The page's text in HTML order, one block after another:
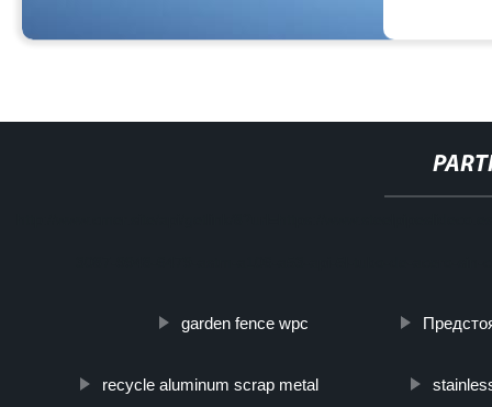
garden fence wpc
recycle aluminum scrap metal